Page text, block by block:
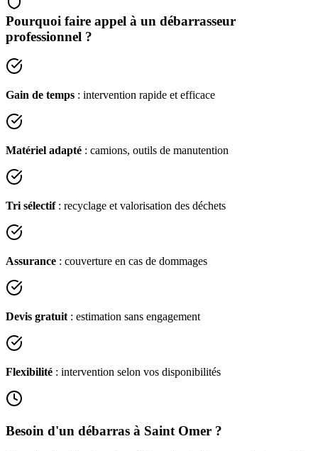
Pourquoi faire appel à un débarrasseur
professionnel ?
Gain de temps : intervention rapide et efficace
Matériel adapté : camions, outils de manutention
Tri sélectif: recyclage et valorisation des déchets
Assurance : couverture en cas de dommages
Devis gratuit : estimation sans engagement
Flexibilité : intervention selon vos disponibilités
Besoin d'un débarras à Saint Omer ?